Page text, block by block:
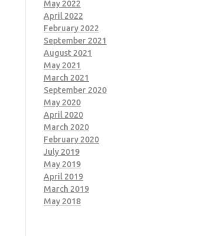
May 2022
April 2022
February 2022
September 2021
August 2021
May 2021
March 2021
September 2020
May 2020
April 2020
March 2020
February 2020
July 2019
May 2019
April 2019
March 2019
May 2018